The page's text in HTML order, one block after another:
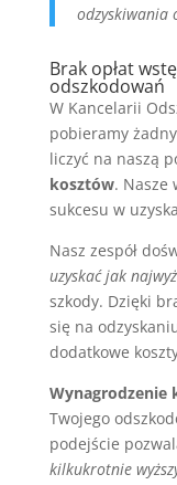
odzyskiwania
Brak opłat
odszkodowań
W Kancelarii
pobieramy
liczyć na naszą
kosztów. Nasze
sukcesu w
Nasz zespół
uzyskać jak
szkody. Dzięki
się na
dodatkowe
Wynagrodzenie
Twojego
podejście
kilkukrotnie